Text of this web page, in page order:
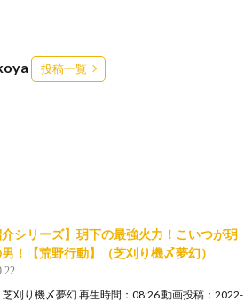
投稿一覧
介シリーズ】玥下の最強火力！こいつが玥
！【荒野行動】（芝刈り機〆夢幻）
芝刈り機〆夢幻 再生時間：08:26 動画投稿：2022-